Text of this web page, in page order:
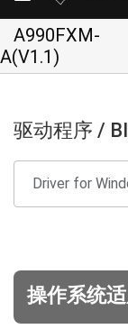
A990FXM-
A(V1.1)
驱动程序 /
操作系统